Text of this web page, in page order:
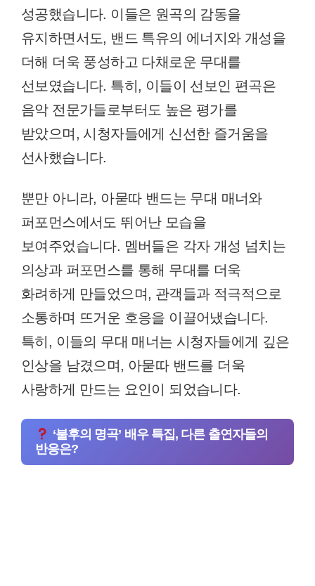
성공했습니다. 이들은 원곡의 감동을
유지하면서도, 밴드 특유의 에너지와 개성을
더해 더욱 풍성하고 다채로운 무대를
선보였습니다. 특히, 이들이 선보인 편곡은
음악 전문가들로부터도 높은 평가를
받았으며, 시청자들에게 신선한 즐거움을
선사했습니다.
뿐만 아니라, 아묻따 밴드는 무대 매너와
퍼포먼스에서도 뛰어난 모습을
보여주었습니다. 멤버들은 각자 개성 넘치는
의상과 퍼포먼스를 통해 무대를 더욱
화려하게 만들었으며, 관객들과 적극적으로
소통하며 뜨거운 호응을 이끌어냈습니다.
특히, 이들의 무대 매너는 시청자들에게 깊은
인상을 남겼으며, 아묻따 밴드를 더욱
사랑하게 만드는 요인이 되었습니다.
‘불후의 명곡’ 배우 특집, 다른 출연자들의
반응은?